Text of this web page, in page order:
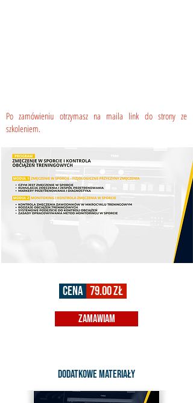
Po zamówieniu otrzymasz na maila link do strony ze
szkoleniem.
cena 79.00 ZŁ
zamawiam
dodatkowe materiały